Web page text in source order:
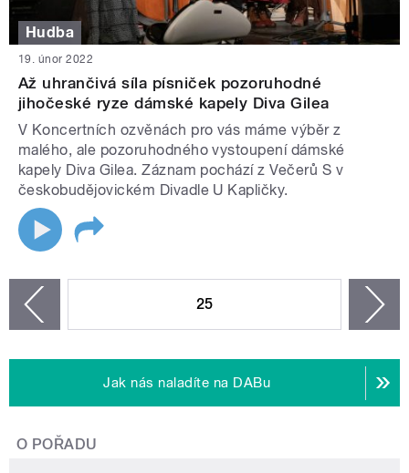
Hudba
19. únor 2022
Až uhrančivá síla písniček pozoruhodné
jihočeské ryze dámské kapely Diva Gilea
V Koncertních ozvěnách pro vás máme výběr z
malého, ale pozoruhodného vystoupení dámské
kapely Diva Gilea. Záznam pochází z Večerů S v
českobudějovickém Divadle U Kapličky.
25
Jak nás naladíte na DABu
O POŘADU